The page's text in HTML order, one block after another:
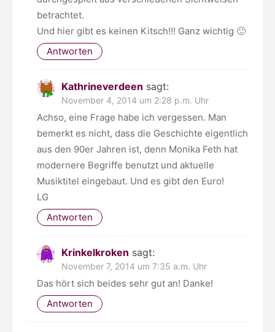
betrachtet.
Und hier gibt es keinen Kitsch!!! Ganz wichtig 🙂
Antworten
Kathrineverdeen sagt:
November 4, 2014 um 2:28 p.m. Uhr
Achso, eine Frage habe ich vergessen. Man
bemerkt es nicht, dass die Geschichte eigentlich
aus den 90er Jahren ist, denn Monika Feth hat
modernere Begriffe benutzt und aktuelle
Musiktitel eingebaut. Und es gibt den Euro!
LG
Antworten
Krinkelkroken sagt:
November 7, 2014 um 7:35 a.m. Uhr
Das hört sich beides sehr gut an! Danke!
Antworten